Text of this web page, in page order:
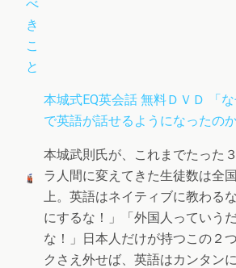
本城式EQ英会話 無料ＤＶＤ 「
で英語が話せるようになったのか
本城武則氏が、これまでたった
ラ人間に変えてきた生徒数は全
上。英語はネイティブに教わる
にするな！」「外国人っていう
な！」日本人だけが持つこの２
クさえ外せば、英語はカンタン